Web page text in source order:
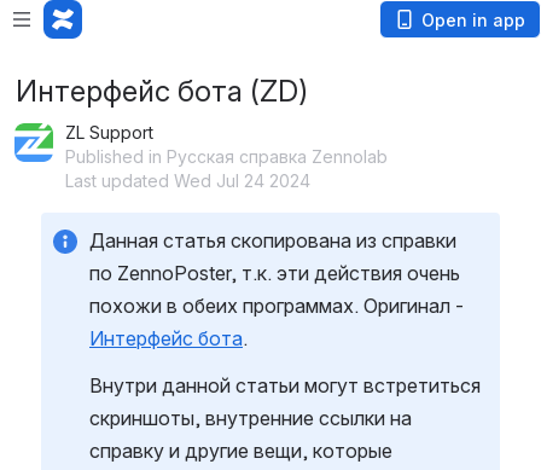
Open in app
Интерфейс бота (ZD)
ZL Support
Published in Русская справка Zennolab
Last updated Wed Jul 24 2024
Данная статья скопирована из справки
по ZennoPoster, т.к. эти действия очень
Интерфейс бота.
Внутри данной статьи могут встретиться
скриншоты, внутренние ссылки на
справку и другие вещи, которые